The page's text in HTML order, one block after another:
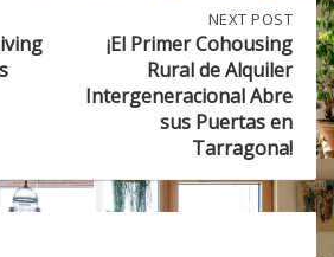
POST:
PRIMER
COHOUSING
INTERGENERACIONAL
ABRE
NEXT POST
¡El Primer Cohousing
Rural de Alquiler
Intergeneracional Abre
sus Puertas en
Tarragona!